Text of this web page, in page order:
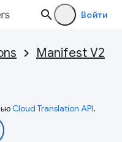
Войти
Manifest V2
Cloud Translation API.